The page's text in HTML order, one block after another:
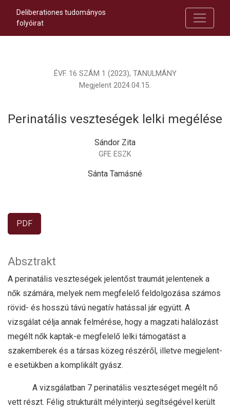
Deliberationes tudományos
folyóirat
ÉVF. 16 SZÁM 1 (2023), TANULMÁNY
Perinatális veszteségek lelki megélése
Megjelent 2024.04.15.
Sándor Zita
GFE ESZK
Sánta Tamásné
PDF
Absztrakt
A perinatális veszteségek jelentőst traumát jelentenek a
nők számára, melyek nem megfelelő feldolgozása számos
rövid- és hosszú távú negatív hatással jár együtt. A
vizsgálat célja annak felmérése, hogy a magzati halálozást
megélt nők kaptak-e megfelelő lelki támogatást a
szakemberek és a társas közeg részéről, illetve megjelent-
e esetükben a komplikált gyász.
A vizsgálatban 7 perinatális veszteséget megélt nő
vett részt. Félig strukturált mélyinterjú segítségével került